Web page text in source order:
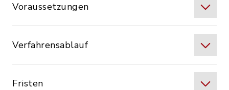
Voraussetzungen
Verfahrensablauf
Fristen